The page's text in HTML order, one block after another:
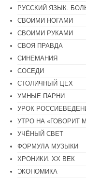
РУССКИЙ ЯЗЫК.
СВОИМИ НОГАМИ
СВОИМИ РУКАМИ
СВОЯ ПРАВДА
СИНЕМАНИЯ
СОСЕДИ
СТОЛИЧНЫЙ ЦЕХ
УМНЫЕ ПАРНИ
УРОК
УТРО НА «ГОВОРИТ
УЧЁНЫЙ СВЕТ
ФОРМУЛА МУЗЫКИ
ХРОНИКИ. ХХ ВЕК
ЭКОНОМИКА